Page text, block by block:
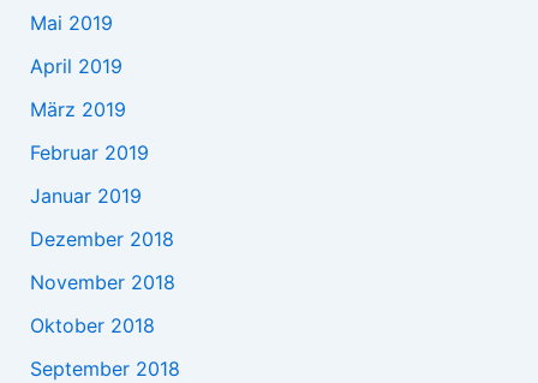
Mai 2019
April 2019
März 2019
Februar 2019
Januar 2019
Dezember 2018
November 2018
Oktober 2018
September 2018